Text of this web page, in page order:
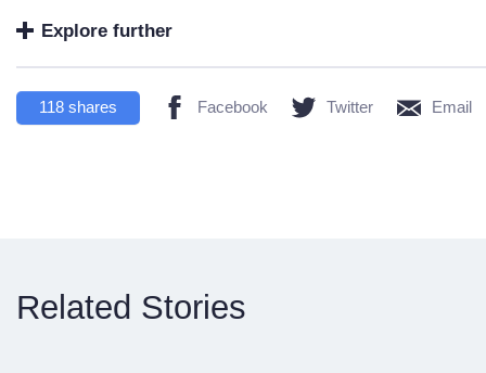
Explore further
118 shares Facebook Twitter Email
Related Stories